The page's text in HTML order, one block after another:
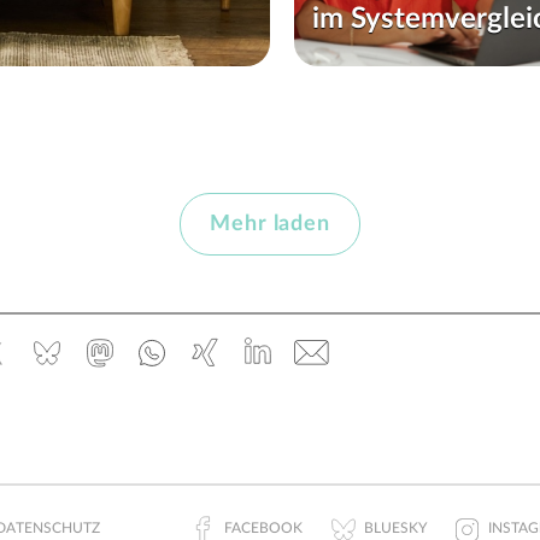
im
Jetzt oder nie: Europas digitale
Unabhängigkeit
Imran Ahmed – Für eine
Mehr laden
x.com BlueskyMastodonWhatsapp
Xing
Linked
FACEBOOK BLUESKY